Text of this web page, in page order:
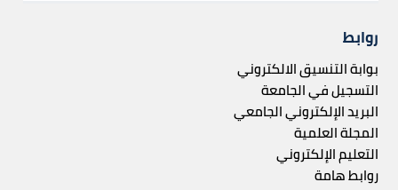
روابط
بوابة التنسيق الالكتروني
التسجيل في الجامعة
البريد الإلكتروني الجامعي
المجلة العلمية
التعليم الإلكتروني
روابط هامة